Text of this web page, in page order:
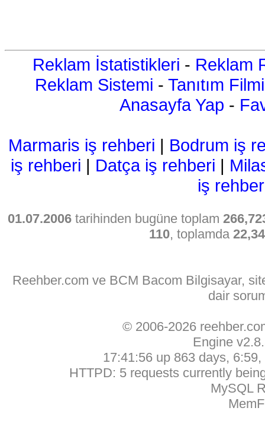
Reklam İstatistikleri - Reklam
Reklam Sistemi - Tanıtım Filmi
Anasayfa Yap -
Marmaris iş rehberi | Bodrum iş
iş rehberi | Datça iş rehberi |
iş
01.07.2006tarihinden bugüne toplam
110, toplamda
Reehber.com ve BCM Bacom Bilgisayar,
dair
© 2006-2026
Engine
17:41:56 up 863 days,
HTTPD: 5 requests currently
MySQL